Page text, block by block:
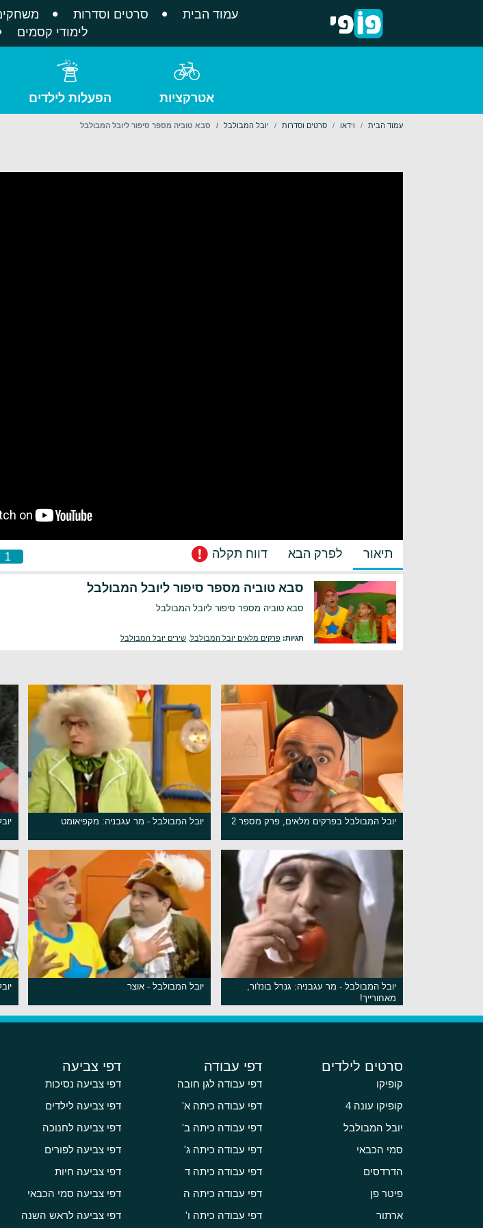
עמוד הבית סרטים וסדרות
לימודי קסמים
אטרקציות הפעלות לילדים
עמוד הבית וידאו סרטים וסדרות יובל המבולבל סבא טוביה מספר סיפור ליובל המבולבל
תיאור לפרק הבא דווח תקלה 1
סבא טוביה מספר סיפור ליובל המבולבל
סבא טוביה מספר סיפור ליובל המבולבל
תגיות: פרקים מלאים יובל המבולבל שירים יובל המבולבל
יובל המבולבל בפרקים מלאים, פרק מספר 2 יובל המבולבל - מר עגבניה: מקפיאומט
יובל המבולבל - מר עגבניה: גנרל בונז'ור,
מאחורייך!
יובל המבולבל - אוצר
סרטים לילדים
קופיקו
קופיקו עונה 4
יובל המבולבל
סמי הכבאי
הדרדסים
פיטר פן
ארתור
דפי עבודה
דפי עבודה לגן חובה
דפי עבודה כיתה א'
דפי עבודה כיתה ב'
דפי עבודה כיתה ג'
דפי עבודה כיתה ד
דפי עבודה כיתה ה
דפי עבודה כיתה ו'
דפי צביעה
דפי צביעה נסיכות
דפי צביעה לילדים
דפי צביעה לחנוכה
דפי צביעה לפורים
דפי צביעה חיות
דפי צביעה סמי הכבאי
דפי צביעה לראש השנה